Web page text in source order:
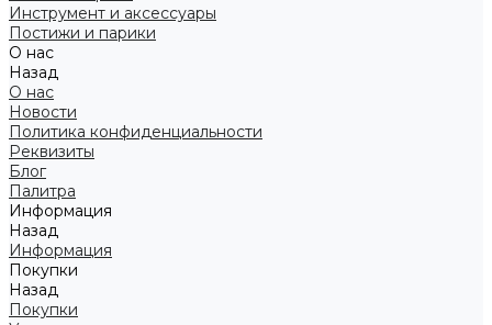
Инструмент и аксессуары
Постижи и парики
О нас
Назад
О нас
Новости
Политика конфиденциальности
Реквизиты
Блог
Палитра
Информация
Назад
Информация
Покупки
Назад
Покупки